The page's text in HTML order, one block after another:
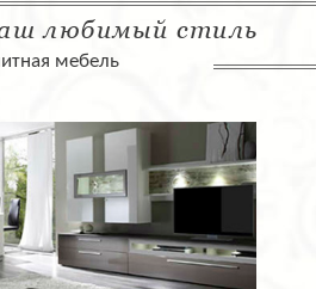
любимый стиль
мебель